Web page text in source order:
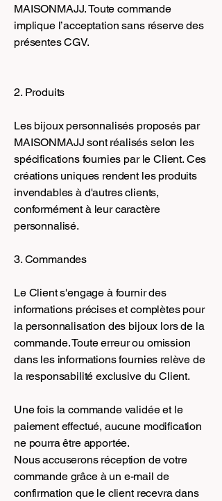
MAISONMAJJ. Toute commande
implique l’acceptation sans réserve des
présentes CGV.
2. Produits
Les bijoux personnalisés proposés par
MAISONMAJJ sont réalisés selon les
spécifications fournies par le Client. Ces
créations uniques rendent les produits
invendables à d'autres clients,
conformément à leur caractère
personnalisé.
3. Commandes
Le Client s'engage à fournir des
informations précises et complètes pour
la personnalisation des bijoux lors de la
commande. Toute erreur ou omission
dans les informations fournies relève de
la responsabilité exclusive du Client.
Une fois la commande validée et le
paiement effectué, aucune modification
ne pourra être apportée.
Nous accuserons réception de votre
commande grâce à un e-mail de
confirmation que le client recevra dans